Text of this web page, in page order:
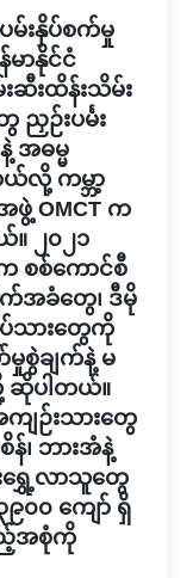
မ်းနှိပ်စက်မှု
မာနိုင်ငံ
ဆီးထိန်းသိမ်း
ညှဉ်းပင်္မး
အဓမ္မ
ယ်လို့ ကမ္ဘာ့
ဖွဲ့ OMCT က
။ ၂၀၂၁
စစ်ကောင်စီ
က်အခံတွေ၊ ဒီမို
သားတွေကို
မှုစွဲချက်နဲ့ မ
ဆိုပါတယ်။
ျဉ်းသားတွေ
န်၊ ဘားအံနဲ့
းရွှေ့လာသူတွေ
၉၀၀ ကျော် ရှိ
အစုံကို